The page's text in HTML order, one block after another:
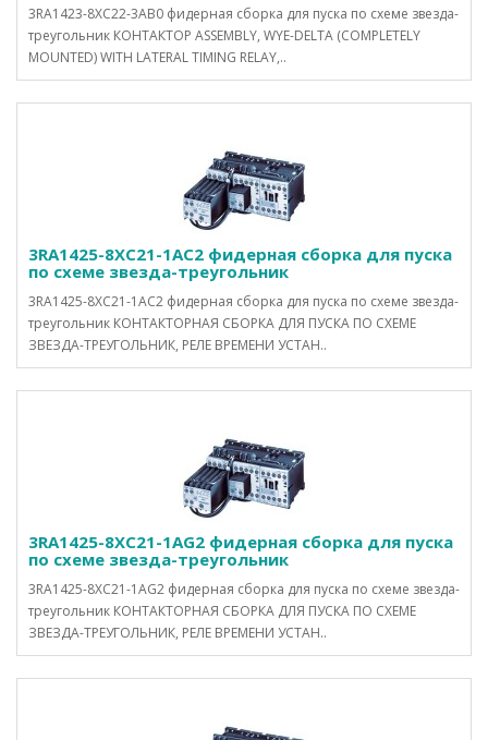
3RA1423-8XC22-3AB0 фидерная сборка для пуска по схеме звезда-
треугольник КОНТАКТОР ASSEMBLY, WYE-DELTA (COMPLETELY
MOUNTED) WITH LATERAL TIMING RELAY,..
3RA1425-8XC21-1AC2 фидерная сборка для пуска
по схеме звезда-треугольник
3RA1425-8XC21-1AC2 фидерная сборка для пуска по схеме звезда-
треугольник КОНТАКТОРНАЯ СБОРКА ДЛЯ ПУСКА ПО СХЕМЕ
ЗВЕЗДА-ТРЕУГОЛЬНИК, РЕЛЕ ВРЕМЕНИ УСТАН..
3RA1425-8XC21-1AG2 фидерная сборка для пуска
по схеме звезда-треугольник
3RA1425-8XC21-1AG2 фидерная сборка для пуска по схеме звезда-
треугольник КОНТАКТОРНАЯ СБОРКА ДЛЯ ПУСКА ПО СХЕМЕ
ЗВЕЗДА-ТРЕУГОЛЬНИК, РЕЛЕ ВРЕМЕНИ УСТАН..